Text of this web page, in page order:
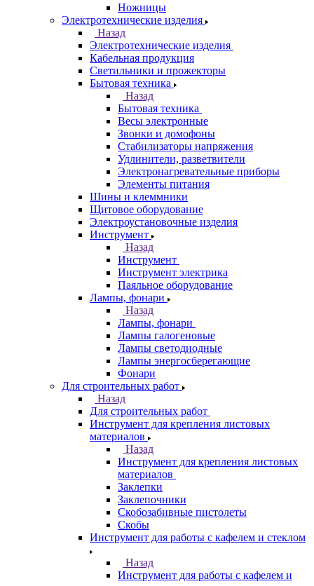
Ножницы
Электротехнические изделия
Назад
Электротехнические изделия
Кабельная продукция
Светильники и прожекторы
Бытовая техника
Назад
Бытовая техника
Весы электронные
Звонки и домофоны
Стабилизаторы напряжения
Удлинители, разветвители
Электронагревательные приборы
Элементы питания
Шины и клеммники
Щитовое оборудование
Электроустановочные изделия
Инструмент
Назад
Инструмент
Инструмент электрика
Паяльное оборудование
Лампы, фонари
Назад
Лампы, фонари
Лампы галогеновые
Лампы светодиодные
Лампы энергосберегающие
Фонари
Для строительных работ
Назад
Для строительных работ
Инструмент для крепления листовых
материалов
Назад
Инструмент для крепления листовых
материалов
Заклепки
Заклепочники
Скобозабивные пистолеты
Скобы
Инструмент для работы с кафелем и стеклом
Назад
Инструмент для работы с кафелем и